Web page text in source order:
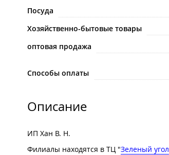
Посуда
Хозяйственно-бытовые товары
оптовая продажа
Способы оплаты
Описание
ИП Хан В. Н.
Филиалы находятся в ТЦ "Зеленый угол